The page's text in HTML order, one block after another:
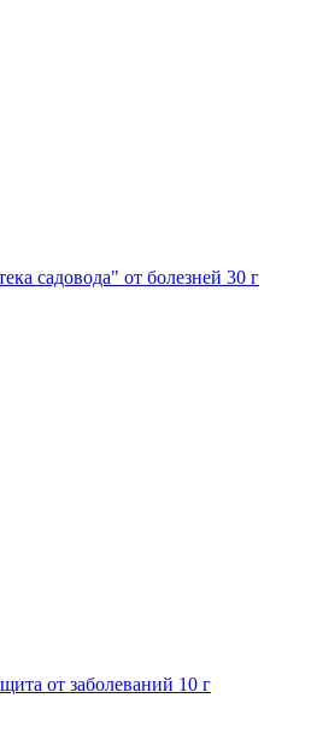
садовода" от болезней 30 г
от заболеваний 10 г